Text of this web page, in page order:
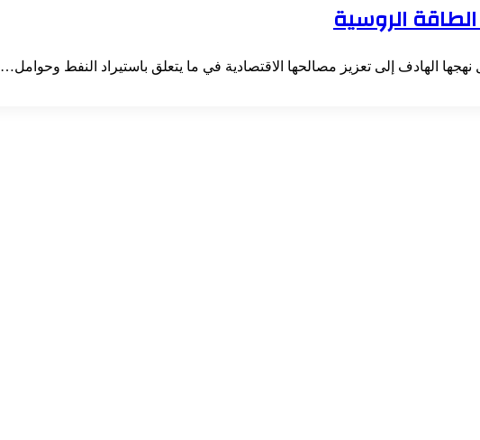
الروسية
الهادف إلى تعزيز مصالحها الاقتصادية في ما يتعلق باستيراد النفط وحوامل…